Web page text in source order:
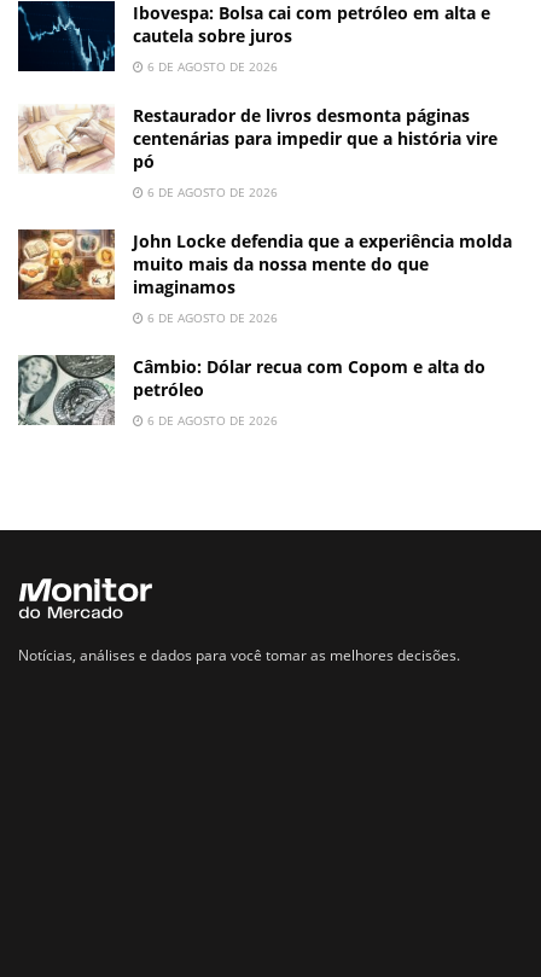
Ibovespa: Bolsa cai com petróleo em alta e
cautela sobre juros
6 DE AGOSTO DE 2026
Restaurador de livros desmonta páginas
centenárias para impedir que a história vire
pó
6 DE AGOSTO DE 2026
John Locke defendia que a experiência molda
muito mais da nossa mente do que
imaginamos
6 DE AGOSTO DE 2026
Câmbio: Dólar recua com Copom e alta do
petróleo
6 DE AGOSTO DE 2026
Notícias, análises e dados para você tomar as melhores decisões.